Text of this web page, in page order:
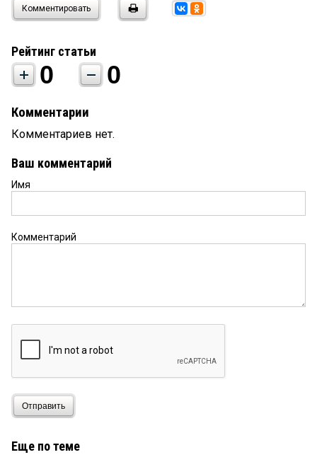
Комментировать
Рейтинг статьи
0 0
Комментарии
Комментариев нет.
Ваш комментарий
Имя
Комментарий
Отправить
Еще по теме